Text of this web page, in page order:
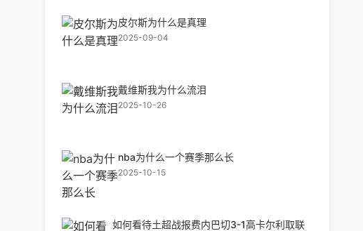
皮尔斯为什么是真理
2025-09-04
戴维斯我为什么流泪
2025-10-26
nba为什么一个赛季那么长
2025-10-15
如何看待土超战报费内巴切3-1高卡尔利取联